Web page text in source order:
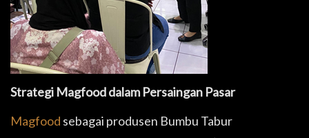
Strategi Magfood dalam Persaingan Pasar
Magfood sebagai produsen Bumbu Tabur